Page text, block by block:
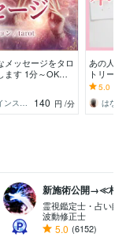
メッセージをタロ
ます 1分～OK◇
人間関係/恋愛/仕
松河沙奈・インスピレーションタロット
140 円 /分
あの人
トリー
恋が上
♡
5.0
はな
新施術公開→≪相
霊視鑑定士・占い師
波動修正士
5.0 (6152)